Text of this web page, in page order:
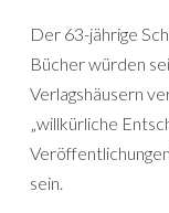
Der 63-jährige
Bücher würden
Verlagshäusern
„willkürliche
sein.